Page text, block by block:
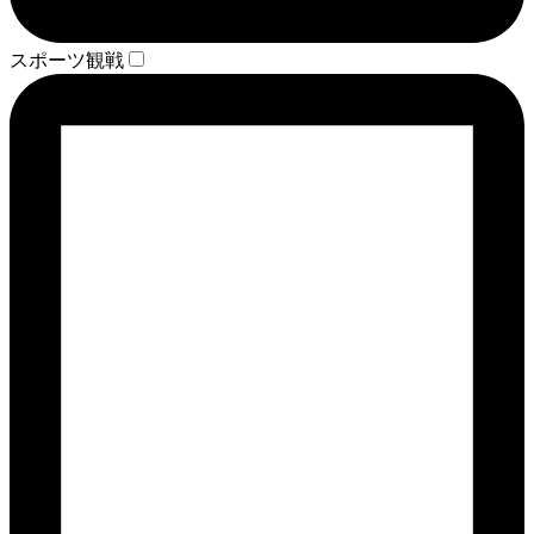
スポーツ観戦